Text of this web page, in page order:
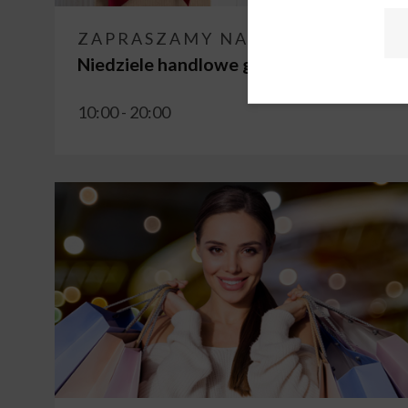
ZAPRASZAMY NA ZAKUPY!
Niedziele handlowe grudzień 2022
10:00 - 20:00